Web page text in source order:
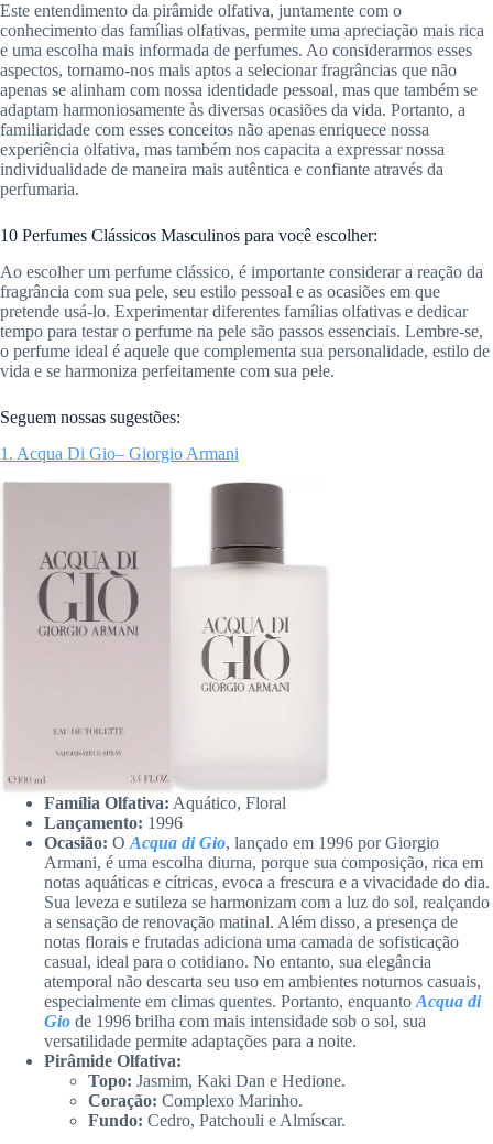
Este entendimento da pirâmide olfativa, juntamente com o
conhecimento das famílias olfativas, permite uma apreciação mais rica
e uma escolha mais informada de perfumes. Ao considerarmos esses
aspectos, tornamo-nos mais aptos a selecionar fragrâncias que não
apenas se alinham com nossa identidade pessoal, mas que também se
adaptam harmoniosamente às diversas ocasiões da vida. Portanto, a
familiaridade com esses conceitos não apenas enriquece nossa
experiência olfativa, mas também nos capacita a expressar nossa
individualidade de maneira mais autêntica e confiante através da
perfumaria.
10 Perfumes Clássicos Masculinos para você escolher:
Ao escolher um perfume clássico, é importante considerar a reação da
fragrância com sua pele, seu estilo pessoal e as ocasiões em que
pretende usá-lo. Experimentar diferentes famílias olfativas e dedicar
tempo para testar o perfume na pele são passos essenciais. Lembre-se,
o perfume ideal é aquele que complementa sua personalidade, estilo de
vida e se harmoniza perfeitamente com sua pele.
Seguem nossas sugestões:
1. Acqua Di Gio– Giorgio Armani
Família Olfativa: Aquático, Floral
Lançamento: 1996
Ocasião: O Acqua di Gio, lançado em 1996 por Giorgio
Armani, é uma escolha diurna, porque sua composição, rica em
notas aquáticas e cítricas, evoca a frescura e a vivacidade do dia.
Sua leveza e sutileza se harmonizam com a luz do sol, realçando
a sensação de renovação matinal. Além disso, a presença de
notas florais e frutadas adiciona uma camada de sofisticação
casual, ideal para o cotidiano. No entanto, sua elegância
atemporal não descarta seu uso em ambientes noturnos casuais,
especialmente em climas quentes. Portanto, enquanto Acqua di
Gio de 1996 brilha com mais intensidade sob o sol, sua
versatilidade permite adaptações para a noite.
Pirâmide Olfativa:
Topo: Jasmim, Kaki Dan e Hedione.
Coração: Complexo Marinho.
Fundo: Cedro, Patchouli e Almíscar.